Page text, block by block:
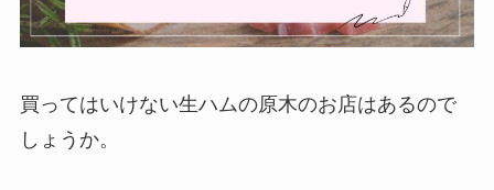
らけで危険なメーカーはどれ？おすすめ商
買ってはいけない生ハムの原木のお店はあるので
しょうか。